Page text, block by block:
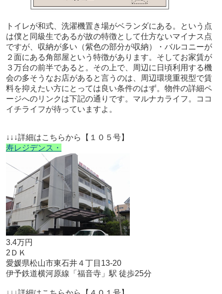
トイレが和式、洗濯機置き場がベランダにある。という点
は僕と同級生であるが故の特徴として仕方ないマイナス点
ですが、収納が多い（紫色の部分が収納）・バルコニーが
２面にある角部屋という特徴があります。そしてお家賃が
３万台の前半であると。 その上で、周辺に日頃利用する機
会の多そうなお店があると言うのは、周辺環境重視型で賃
料を抑えたい方にとっては良い条件のはず。物件の詳細ペ
ージへのリンクは下記の通りです。マルナカライフ。ココ
イチライフが待っていますよ。
↓↓↓詳細はこちらから【１０５号】
寿レジデンス・
3.4万円
2ＤＫ
愛媛県松山市東石井４丁目13-20
伊予鉄道横河原線「福音寺」駅 徒歩25分